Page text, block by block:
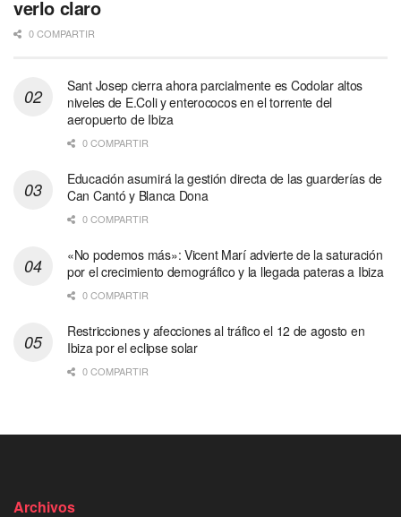
verlo claro
0 COMPARTIR
Sant Josep cierra ahora parcialmente es Codolar altos
niveles de E.Coli y enterococos en el torrente del
aeropuerto de Ibiza
0 COMPARTIR
Educación asumirá la gestión directa de las guarderías de
Can Cantó y Blanca Dona
0 COMPARTIR
«No podemos más»: Vicent Marí advierte de la saturación
por el crecimiento demográfico y la llegada pateras a Ibiza
0 COMPARTIR
Restricciones y afecciones al tráfico el 12 de agosto en
Ibiza por el eclipse solar
0 COMPARTIR
Archivos